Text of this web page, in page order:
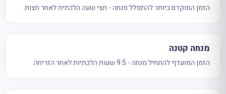
הזמן המוקדם ביותר להתפלל מנחה - חצי שעה הלכתית לאחר חצות.
מנחה קטנה
הזמן המועדף להתחיל מנחה - 9.5 שעות הלכתיות לאחר הזריחה.